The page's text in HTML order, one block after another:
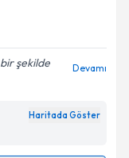
belirtilen
şekilde
Devamı
Haritada Göster